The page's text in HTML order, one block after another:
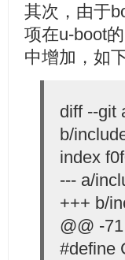
其次，由于
项在u-boot
中增加，如
diff --git
b/
index
--- a/
+++ b/
@@ -
#define